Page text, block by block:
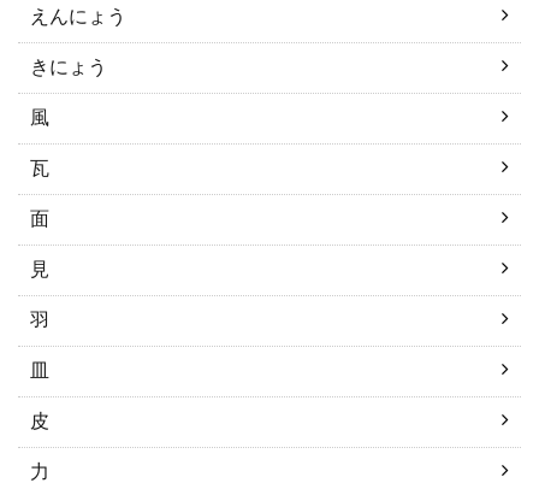
えんにょう
きにょう
風
瓦
面
見
羽
皿
皮
力